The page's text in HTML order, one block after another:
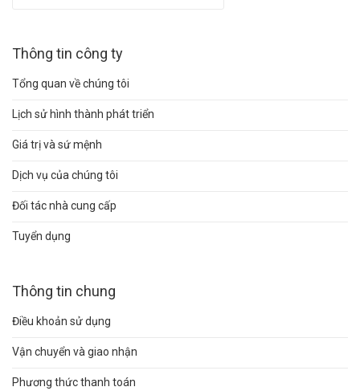
Thông tin công ty
Tổng quan về chúng tôi
Lịch sử hình thành phát triển
Giá trị và sứ mệnh
Dịch vụ của chúng tôi
Đối tác nhà cung cấp
Tuyển dụng
Thông tin chung
Điều khoản sử dụng
Vận chuyển và giao nhận
Phương thức thanh toán